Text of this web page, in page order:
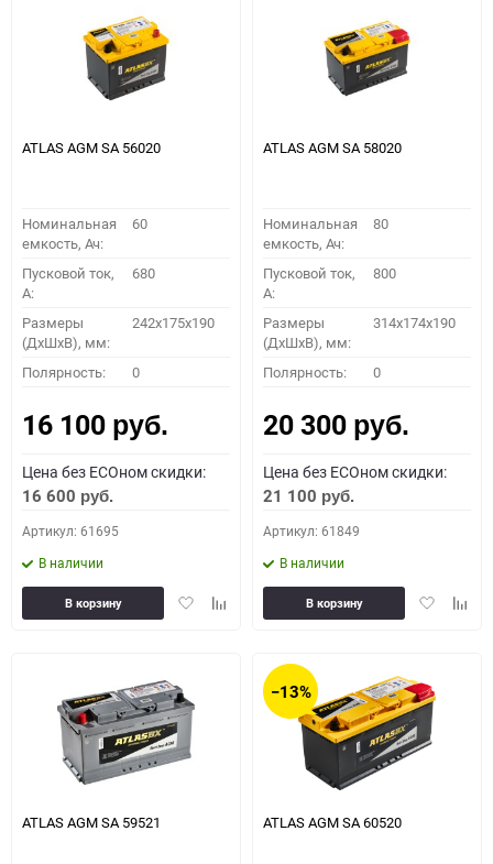
ATLAS AGM SA 56020
Номинальная
емкость, Ач:
60
Пусковой ток,
A:
680
Размеры
(ДхШхВ), мм:
242x175x190
Полярность: 0
16 100 руб.
Цена без ECOном скидки:
16 600 руб.
Артикул: 61695
В наличии
ДобавитьДобавить
В корзину
ATLAS AGM SA 58020
Номинальная
емкость, Ач:
80
Пусковой ток,
A:
800
Размеры
(ДхШхВ), мм:
314x174x190
Полярность: 0
20 300 руб.
Цена без ECOном скидки:
21 100 руб.
Артикул: 61849
В наличии
Добавить
В корзину
ATLAS AGM SA 59521
−13%
ATLAS AGM SA 60520